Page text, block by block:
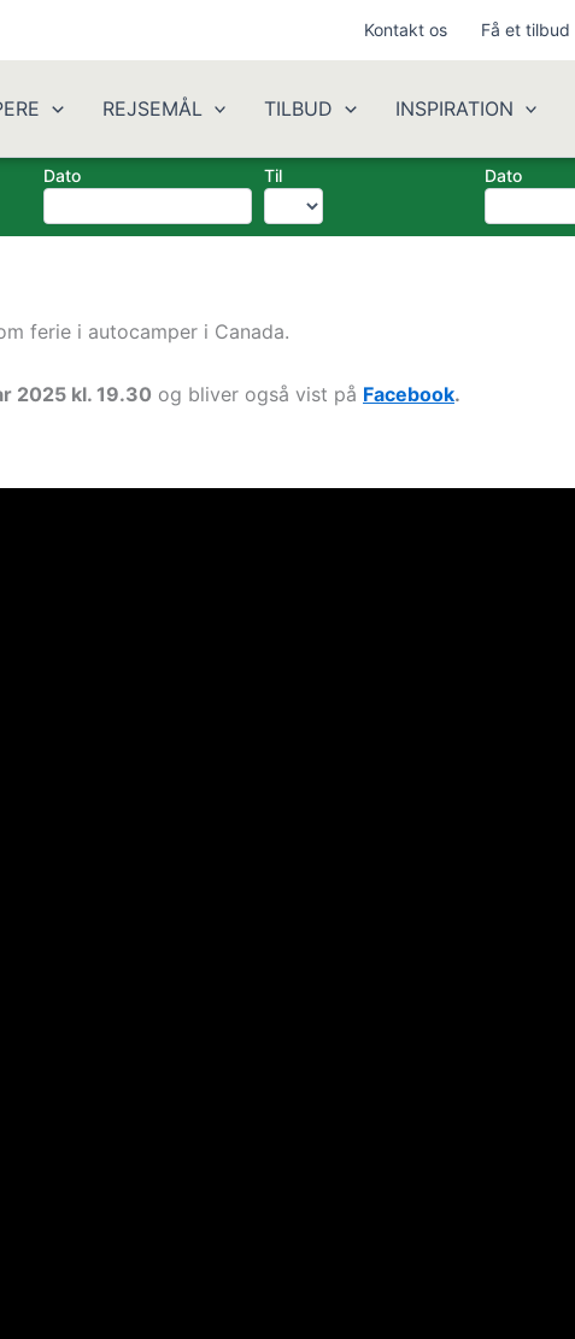
Kontakt os Få et tilbud
REJSEMÅL TILBUD INSPIRATION
Dato Til Dato
ferie i autocamper i Canada.
2025 kl. 19.30 og bliver også vist på Facebook.